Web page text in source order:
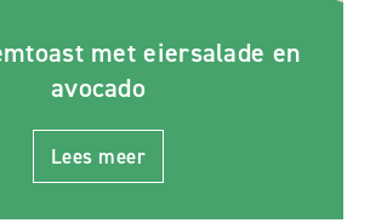
met eiersalade en
avocado
Lees meer